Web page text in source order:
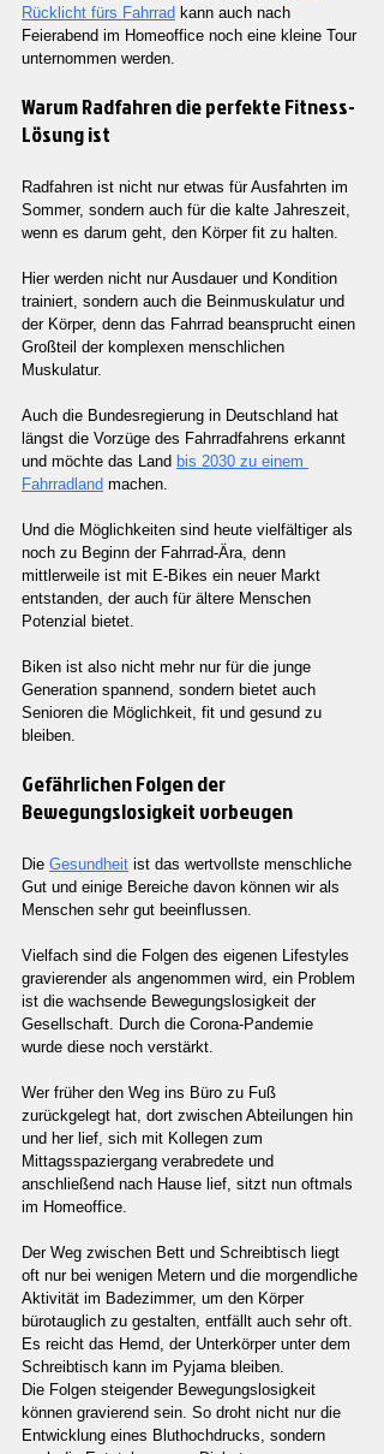
Rücklicht fürs Fahrrad kann auch nach
Feierabend im Homeoffice noch eine kleine Tour
unternommen werden.
Warum Radfahren die perfekte Fitness-
Lösung ist
Radfahren ist nicht nur etwas für Ausfahrten im
Sommer, sondern auch für die kalte Jahreszeit,
wenn es darum geht, den Körper fit zu halten.
Hier werden nicht nur Ausdauer und Kondition
trainiert, sondern auch die Beinmuskulatur und
der Körper, denn das Fahrrad beansprucht einen
Großteil der komplexen menschlichen
Muskulatur.
Auch die Bundesregierung in Deutschland hat
längst die Vorzüge des Fahrradfahrens erkannt
und möchte das Land bis 2030 zu einem
Fahrradland machen.
Und die Möglichkeiten sind heute vielfältiger als
noch zu Beginn der Fahrrad-Ära, denn
mittlerweile ist mit E-Bikes ein neuer Markt
entstanden, der auch für ältere Menschen
Potenzial bietet.
Biken ist also nicht mehr nur für die junge
Generation spannend, sondern bietet auch
Senioren die Möglichkeit, fit und gesund zu
bleiben.
Gefährlichen Folgen der
Bewegungslosigkeit vorbeugen
Die Gesundheit ist das wertvollste menschliche
Gut und einige Bereiche davon können wir als
Menschen sehr gut beeinflussen.
Vielfach sind die Folgen des eigenen Lifestyles
gravierender als angenommen wird, ein Problem
ist die wachsende Bewegungslosigkeit der
Gesellschaft. Durch die Corona-Pandemie
wurde diese noch verstärkt.
Wer früher den Weg ins Büro zu Fuß
zurückgelegt hat, dort zwischen Abteilungen hin
und her lief, sich mit Kollegen zum
Mittagsspaziergang verabredete und
anschließend nach Hause lief, sitzt nun oftmals
im Homeoffice.
Der Weg zwischen Bett und Schreibtisch liegt
oft nur bei wenigen Metern und die morgendliche
Aktivität im Badezimmer, um den Körper
bürotauglich zu gestalten, entfällt auch sehr oft.
Es reicht das Hemd, der Unterkörper unter dem
Schreibtisch kann im Pyjama bleiben.
Die Folgen steigender Bewegungslosigkeit
können gravierend sein. So droht nicht nur die
Entwicklung eines Bluthochdrucks, sondern